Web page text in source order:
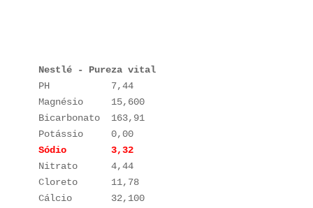
Nestlé - Pureza vital
PH           7,44
Magnésio     15,600
Bicarbonato  163,91
Potássio     0,00
Sódio        3,32
Nitrato      4,44
Cloreto      11,78
Cálcio       32,100